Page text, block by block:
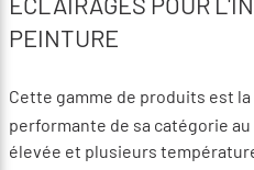
PEINTURE
Cette gamme de produits est
performante de sa catégorie
élevée et plusieurs